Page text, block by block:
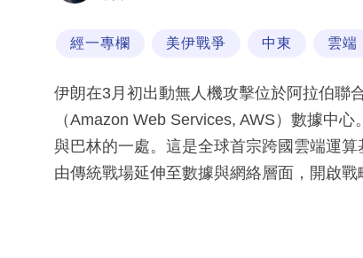
經一專欄 美伊戰爭 中東 雲端
伊朗在3月初出動無人機攻擊位於阿拉伯聯
（Amazon Web Services, AWS）數據中
與巴林的一處。這是全球首宗跨國雲端運
由傳統戰場延伸至數據與網絡層面，開啟戰